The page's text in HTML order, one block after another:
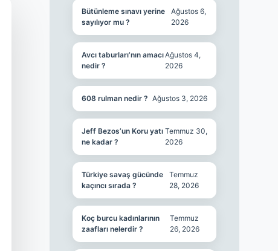
Bütünleme sınavı yerine
sayılıyor mu ?
Ağustos 6,
2026
Avcı taburları’nın amacı
nedir ?
Ağustos 4,
2026
608 rulman nedir ? Ağustos 3, 2026
Jeff Bezos’un Koru yatı
ne kadar ?
Temmuz 30,
2026
Türkiye savaş gücünde
kaçıncı sırada ?
Temmuz
28, 2026
Koç burcu kadınlarının
zaafları nelerdir ?
Temmuz
26, 2026